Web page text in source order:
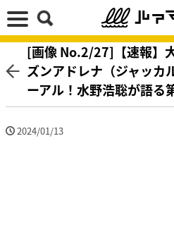
[画像 No.2/27]【速報】
ズンアドレナ（ジャッ
ーアル！水野浩聡が語る
2024/01/13